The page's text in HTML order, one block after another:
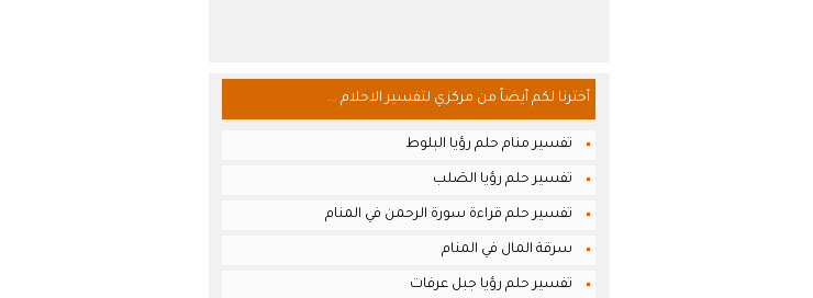
أخترنا لكم أيضاً من مركزي لتفسير الاحلام ...
تفسير منام حلم رؤيا البلوط
تفسير حلم رؤيا الصَلب
تفسير حلم قراءة سورة الرحمن في المنام
سرقة المال في المنام
تفسير حلم رؤيا جبل عرفات